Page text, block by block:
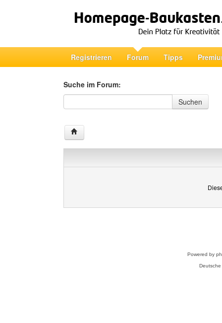
Registrieren Forum Tipps
Suche im Forum:
Suche im Forum
Suchen
Powered by